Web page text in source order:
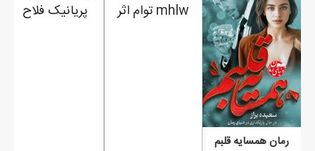
رمان همسایه قلبم